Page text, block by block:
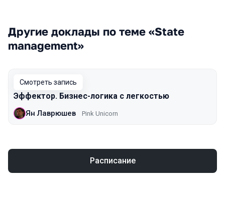
Другие доклады по теме «State
management»
Смотреть запись
Эффектор. Бизнес-логика с легкостью
Ян Лаврюшев Pink Unicorn
Расписание